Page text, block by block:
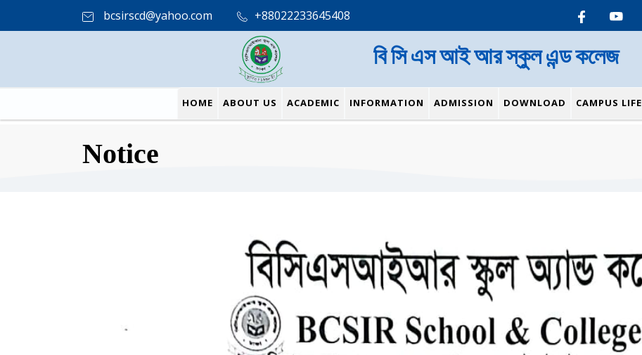
bcsirscd@yahoo.com +88022233645408
বি সি এস আই আর স্কুল এন্ড কলেজ
HOME ABOUT US ACADEMIC INFORMATION ADMISSION DOWNLOAD CAMPUS LIFE
Notice